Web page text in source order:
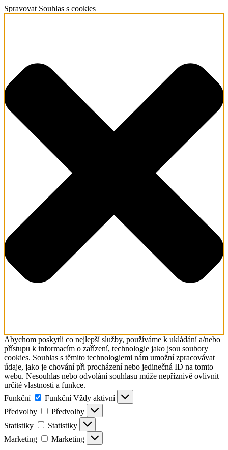
Spravovat Souhlas s cookies
Abychom poskytli co nejlepší služby, používáme k ukládání a/nebo
přístupu k informacím o zařízení, technologie jako jsou soubory
cookies. Souhlas s těmito technologiemi nám umožní zpracovávat
údaje, jako je chování při procházení nebo jedinečná ID na tomto
webu. Nesouhlas nebo odvolání souhlasu může nepříznivě ovlivnit
určité vlastnosti a funkce.
Funkční
Funkční Vždy aktivní
Předvolby
Předvolby
Statistiky
Statistiky
Marketing
Marketing